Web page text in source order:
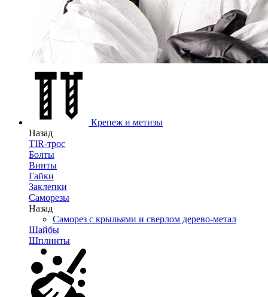
Крепеж и метизы
Назад
TIR-трос
Болты
Винты
Гайки
Заклепки
Саморезы
Назад
Саморез с крыльями и сверлом дерево-метал
Шайбы
Шплинты